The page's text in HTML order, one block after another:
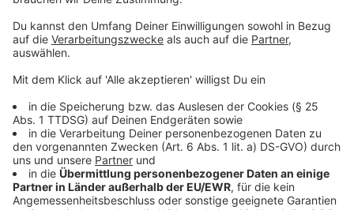
08:38 Uhr - Münster: Mordprozess
Am Landgericht Münster startet heute ein
Mordprozess. Die Staatsanwaltschaft wirft einem
Mann aus Schleswig-Holstein vor, in Münster seine
Tante getötet zu haben. Die Leiche habe er demnach
mit in seine Heimat genommen und dort eine
Böschung heruntergestoßen. Die Ankläger gehen von